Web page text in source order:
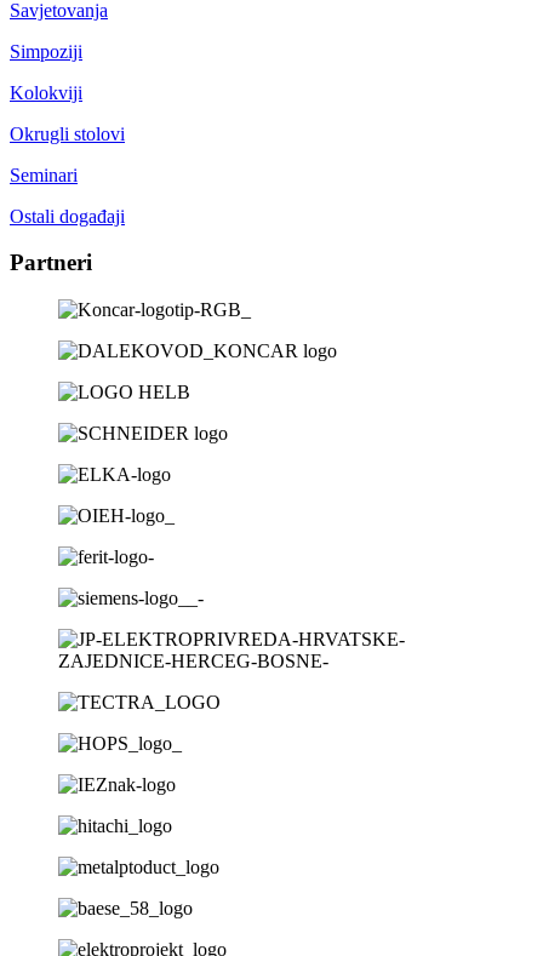
Savjetovanja
Simpoziji
Kolokviji
Okrugli stolovi
Seminari
Ostali događaji
Partneri